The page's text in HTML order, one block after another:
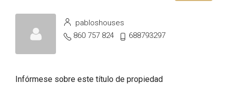
pabloshouses
860 757 824
688793297
Infórmese sobre este título de propiedad